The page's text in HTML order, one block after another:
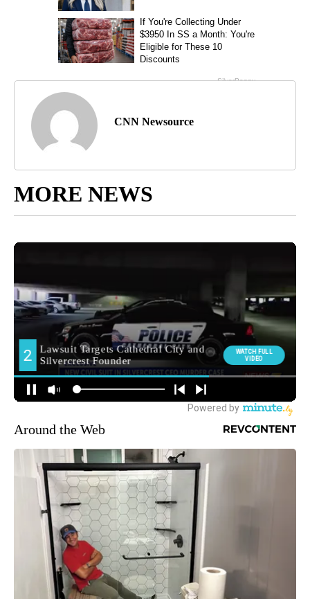
CNN Newsource
MORE NEWS
Around the Web